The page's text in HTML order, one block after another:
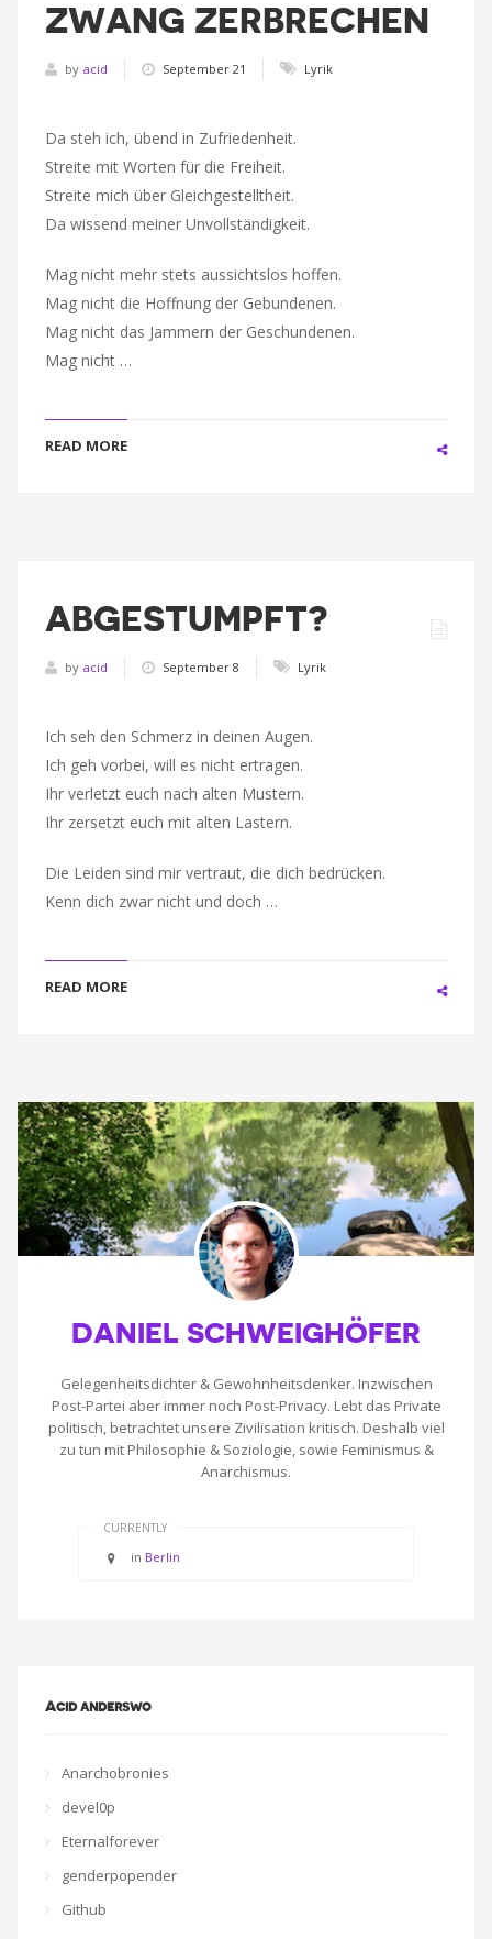
ZWANG ZERBRECHEN
by acid September 21 Lyrik
Da steh ich, übend in Zufriedenheit.
Streite mit Worten für die Freiheit.
Streite mich über Gleichgestelltheit.
Da wissend meiner Unvollständigkeit.
Mag nicht mehr stets aussichtslos hoffen.
Mag nicht die Hoffnung der Gebundenen.
Mag nicht das Jammern der Geschundenen.
Mag nicht …
READ MORE
ABGESTUMPFT?
by acid September 8 Lyrik
Ich seh den Schmerz in deinen Augen.
Ich geh vorbei, will es nicht ertragen.
Ihr verletzt euch nach alten Mustern.
Ihr zersetzt euch mit alten Lastern.
Die Leiden sind mir vertraut, die dich bedrücken.
Kenn dich zwar nicht und doch …
READ MORE
DANIEL SCHWEIGHÖFER
Gelegenheitsdichter & Gewohnheitsdenker. Inzwischen
Post-Partei aber immer noch Post-Privacy. Lebt das Private
politisch, betrachtet unsere Zivilisation kritisch. Deshalb viel
zu tun mit Philosophie & Soziologie, sowie Feminismus &
Anarchismus.
CURRENTLY
in Berlin
Acid anderswo
Anarchobronies
devel0p
Eternalforever
genderpopender
Github